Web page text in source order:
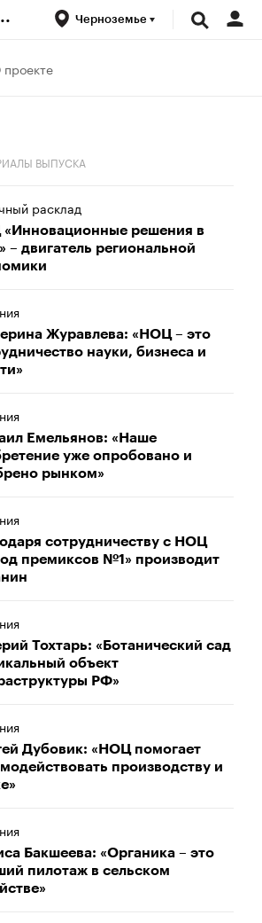
Черноземье
ВЫПУСКА
расклад
решения в
– двигатель региональной
Журавлева: «НОЦ – это
науки, бизнеса и
Емельянов: «Наше
уже опробовано и
рынком»
сотрудничеству с НОЦ
премиксов №1» производит
Тохтарь: «Ботанический сад
объект
РФ»
Дубовик: «НОЦ помогает
производству и
Бакшеева: «Органика – это
пилотаж в сельском